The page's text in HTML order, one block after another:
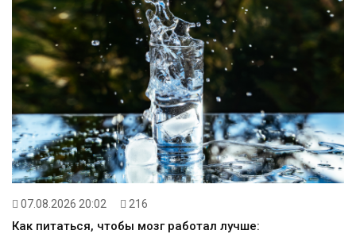
07.08.2026 20:02 216
Как питаться, чтобы мозг работал лучше: